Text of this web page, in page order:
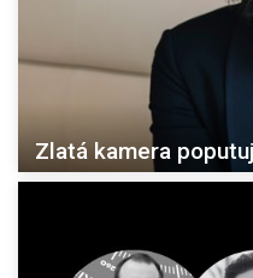
Zlatá kamera